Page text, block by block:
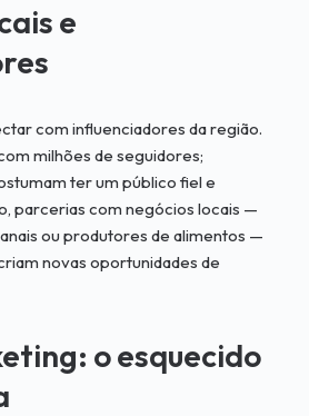
e
com influenciadores da região.
milhões de seguidores;
ter um público fiel e
parcerias com negócios locais —
ou produtores de alimentos —
novas oportunidades de
o esquecido